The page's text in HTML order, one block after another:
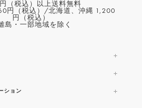
（税込）以上送料無料
円（税込）/北海道、沖縄 1,200
円（税込）
島・一部地域を除く
ション